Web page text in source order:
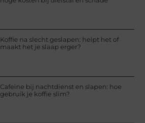
Koffie na slecht geslapen: helpt het of
maakt het je slaap erger?
Cafeïne bij nachtdienst en slapen: hoe
gebruik je koffie slim?